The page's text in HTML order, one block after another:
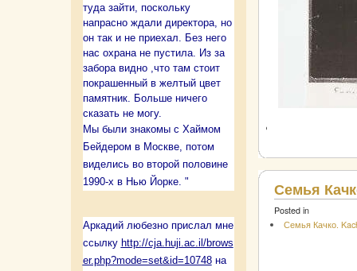
Семья
Posted in
Семья Качко.
туда зайти, поскольку
напрасно ждали директора, но
он так и не приехал. Без него
нас охрана не пустила. Из за
забора видно ,что там стоит
покрашенный в желтый цвет
памятник. Больше ничего
сказать не могу.
Мы были знакомы с Хаймом
Бейдером в Москве, потом
виделись во второй половине
1990-х в Нью Йорке. "
Аркадий любезно прислал мне
ссылку http://cja.huji.ac.il/brows
er.php?mode=set&id=10748на